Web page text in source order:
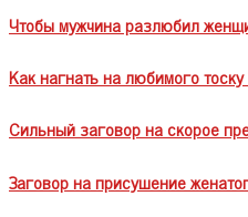
Чтобы мужчина разлюбил
Как нагнать на любимого тоску
Сильный заговор на скорое
Заговор на присушение